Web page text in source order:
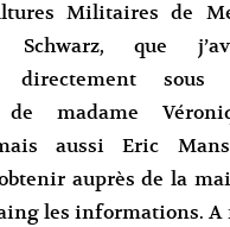
Militaires de
Schwarz, que
directement sous
de madame
aussi Eric
auprès de la
les informations. A